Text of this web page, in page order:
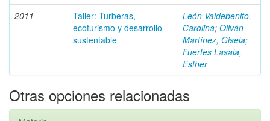
2011
Taller: Turberas,
ecoturismo y desarrollo
sustentable
León Valdebenito,
Carolina; Oliván
Martínez, Gisela;
Fuertes Lasala,
Esther
Otras opciones relacionadas